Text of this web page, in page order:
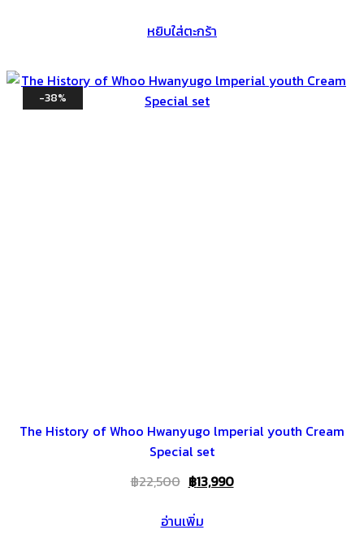
was:
หยิบใส่ตะกร้า
-38%
The History of Whoo Hwanyugo lmperial youth Cream
Special set
฿22,500 Original
was:
฿13,990Current
อ่านเพิ่ม